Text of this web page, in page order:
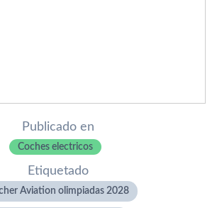
Publicado en
Coches electricos
Etiquetado
Aviation olimpiadas 2028